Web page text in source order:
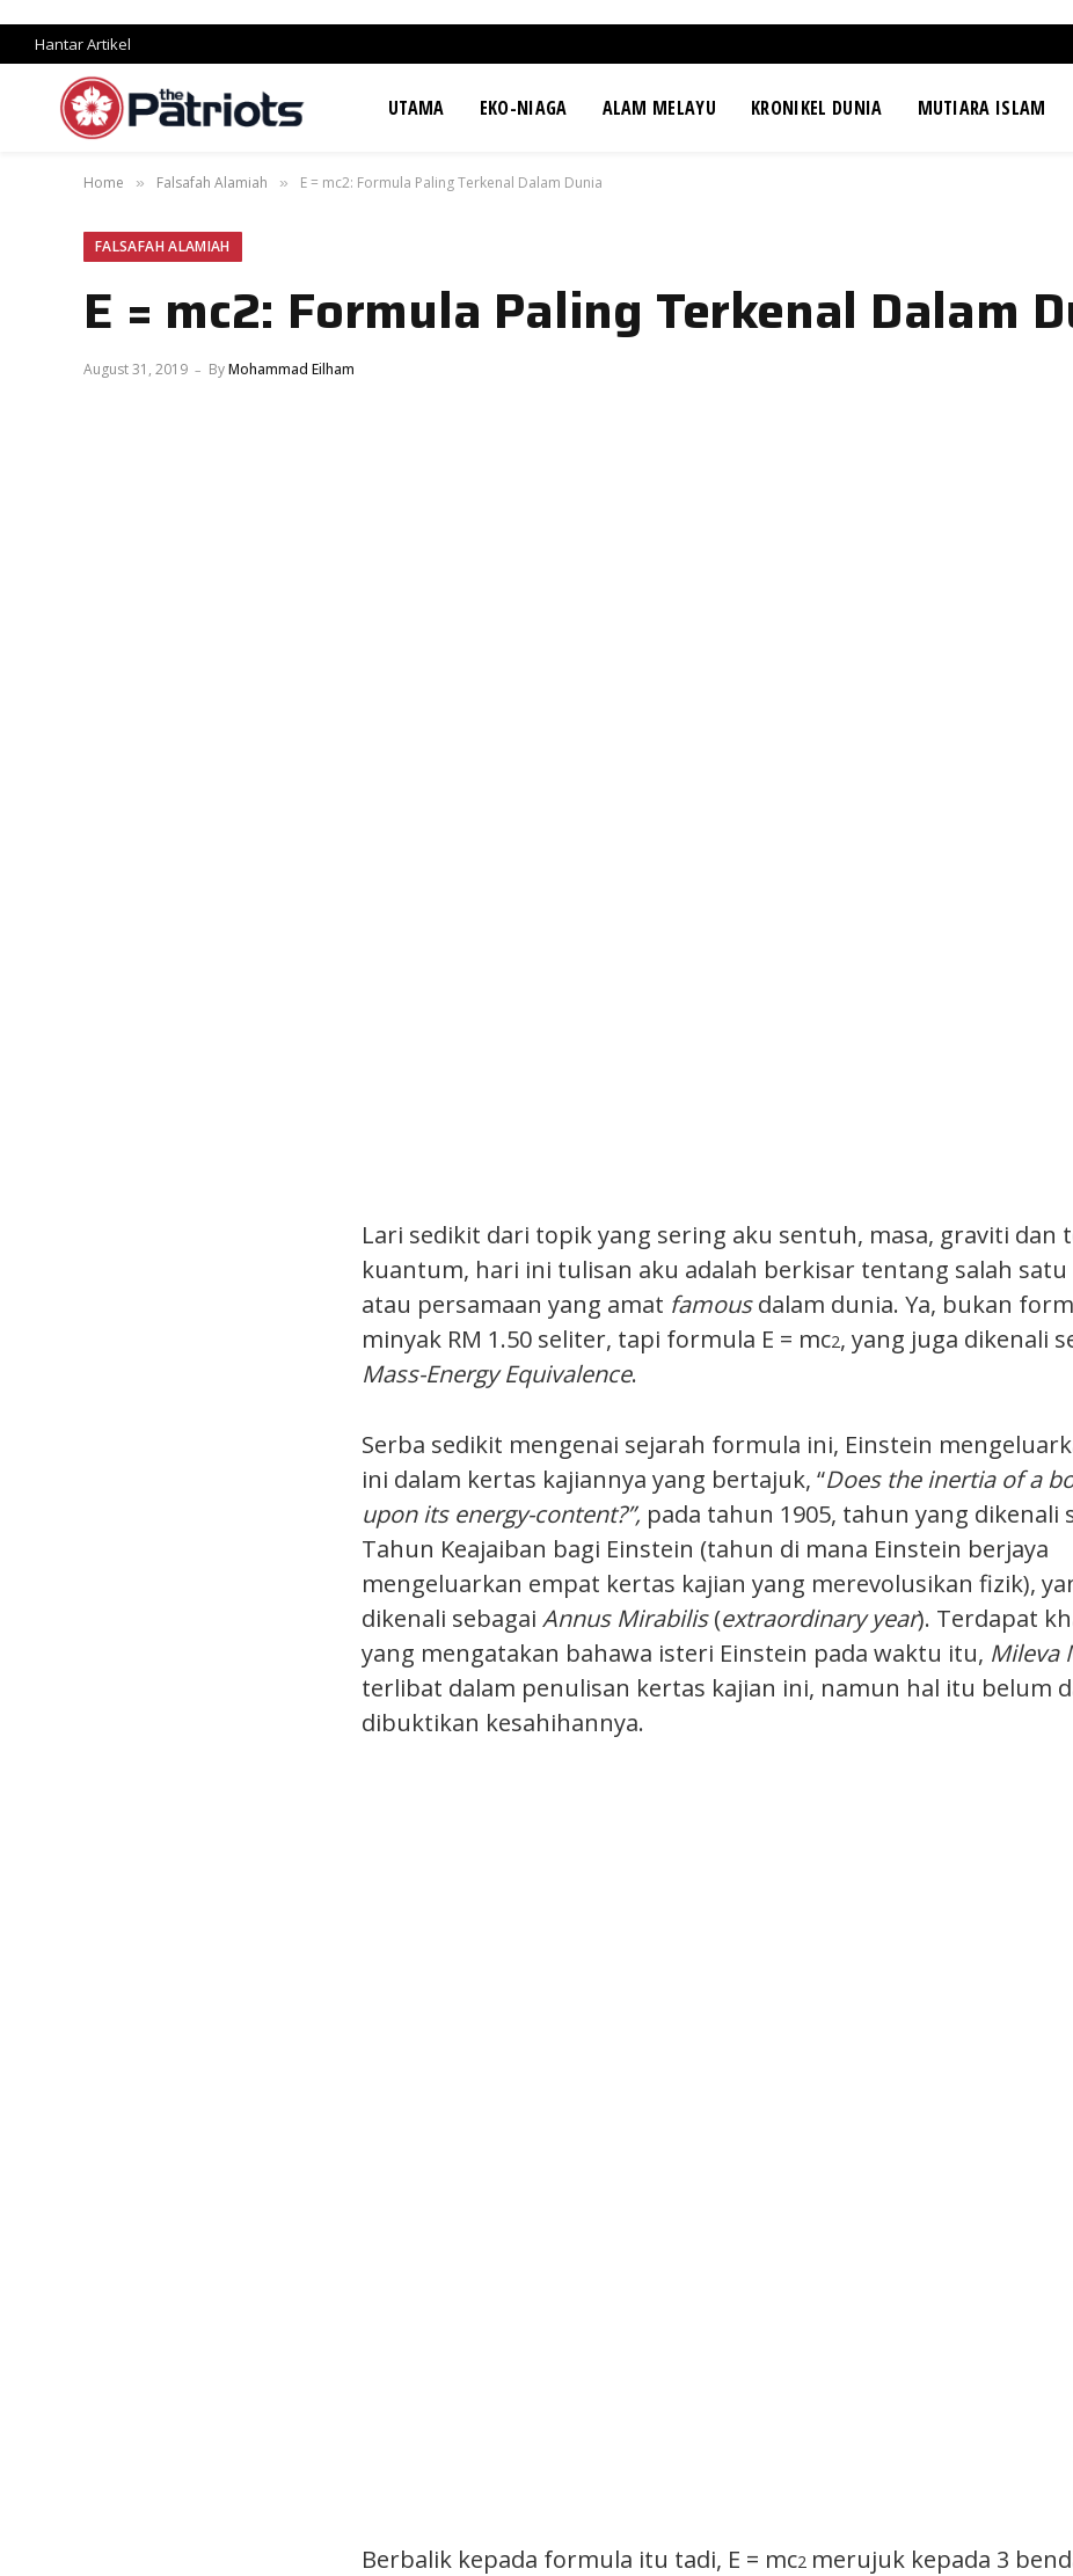
Hantar Artikel
UTAMA EKO-NIAGA ALAM MELAYU KRONIKEL DUNIA MUTIARA ISLAM
Home » Falsafah Alamiah » E = mc2: Formula Paling Terkenal Dalam Dunia
FALSAFAH ALAMIAH
E = mc2: Formula Paling Terkenal Dalam
August 31, 2019 ByMohammad Eilham
Lari sedikit dari topik yang sering aku sentuh, masa, graviti dan
kuantum, hari ini tulisan aku adalah berkisar tentang salah
atau persamaan yang amat famousdalam dunia. Ya, bukan
minyak RM 1.50 seliter, tapi formula E = mc2, yang juga dikenali
Mass-Energy Equivalence.
Serba sedikit mengenai sejarah formula ini, Einstein
ini dalam kertas kajiannya yang bertajuk, “Does the inertia of a
upon its energy-content?”, pada tahun 1905, tahun yang dikenali
Tahun Keajaiban bagi Einstein (tahun di mana Einstein berjaya
mengeluarkan empat kertas kajian yang merevolusikan fizik),
dikenali sebagai Annus Mirabilis(extraordinary year). Terdapat
yang mengatakan bahawa isteri Einstein pada waktu itu, Mileva
terlibat dalam penulisan kertas kajian ini, namun hal itu belum
dibuktikan kesahihannya.
Berbalik kepada formula itu tadi, E = mc2 merujuk kepada 3